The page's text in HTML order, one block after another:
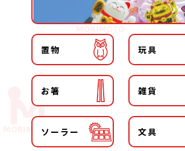
置物 玩具
お箸 雑貨
ソーラー 文具